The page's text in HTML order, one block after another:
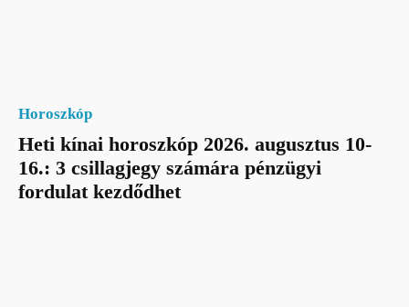
Horoszkóp
Heti kínai horoszkóp 2026. augusztus 10-
16.: 3 csillagjegy számára pénzügyi
fordulat kezdődhet